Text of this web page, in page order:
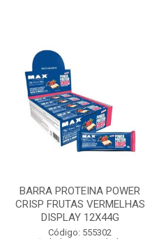
BARRA PROTEINA POWER
CRISP FRUTAS VERMELHAS
DISPLAY 12X44G
Código: 555302